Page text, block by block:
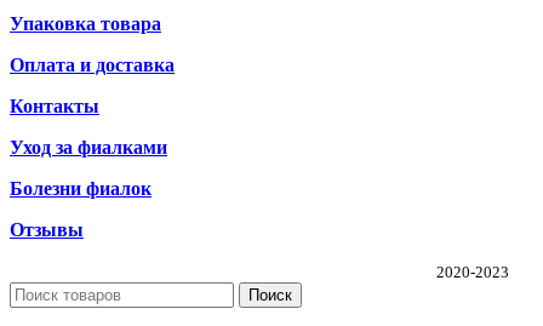
Упаковка товара
Оплата и доставка
Контакты
Уход за фиалками
Болезни фиалок
Отзывы
2020-2023
Поиск